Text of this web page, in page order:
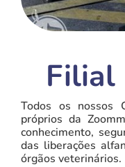
Filial
Todos os nossos
próprios da
conhecimento,
das liberações
órgãos veterinários.